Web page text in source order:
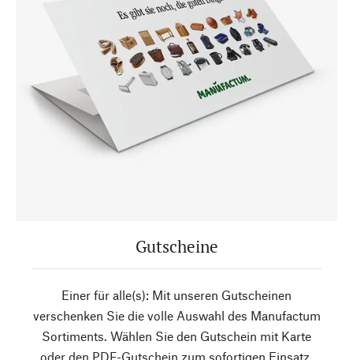
Gutscheine
Einer für alle(s): Mit unseren Gutscheinen
verschenken Sie die volle Auswahl des Manufactum
Sortiments. Wählen Sie den Gutschein mit Karte
oder den PDF-Gutschein zum sofortigen Einsatz.